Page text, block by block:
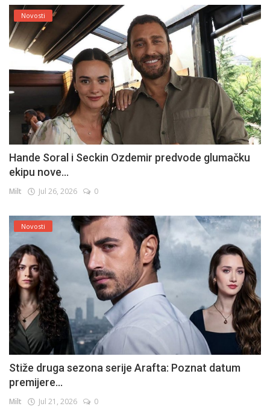
Novosti
Hande Soral i Seckin Ozdemir predvode glumačku
ekipu nove...
Milt Jul 26, 2026 0
Novosti
Stiže druga sezona serije Arafta: Poznat datum
premijere...
Milt Jul 21, 2026 0